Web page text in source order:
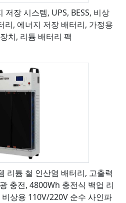
장 시스템, UPS, BESS, 비상
리, 에너지 저장 배터리, 가정용
치, 리튬 배터리 팩
리튬 철 인산염 배터리, 고출력
충전, 4800Wh 충전식 백업 리
상용 110V/220V 순수 사인파